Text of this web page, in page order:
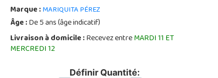
Marque :MARIQUITA PÉREZ
Âge :De 5 ans (âge indicatif)
Livraison à domicile :Recevez entreMARDI 11 ET
MERCREDI 12
Définir Quantité: